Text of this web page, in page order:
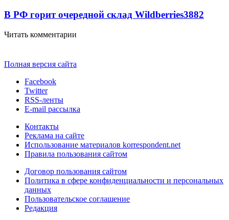
В РФ горит очередной склад Wildberries3882
Читать комментарии
Полная версия сайта
Facebook
Twitter
RSS-ленты
E-mail рассылка
Контакты
Реклама на сайте
Использование материалов korrespondent.net
Правила пользования сайтом
Договор пользования сайтом
Политика в сфере конфиденциальности и персональных
данных
Пользовательское соглашение
Редакция